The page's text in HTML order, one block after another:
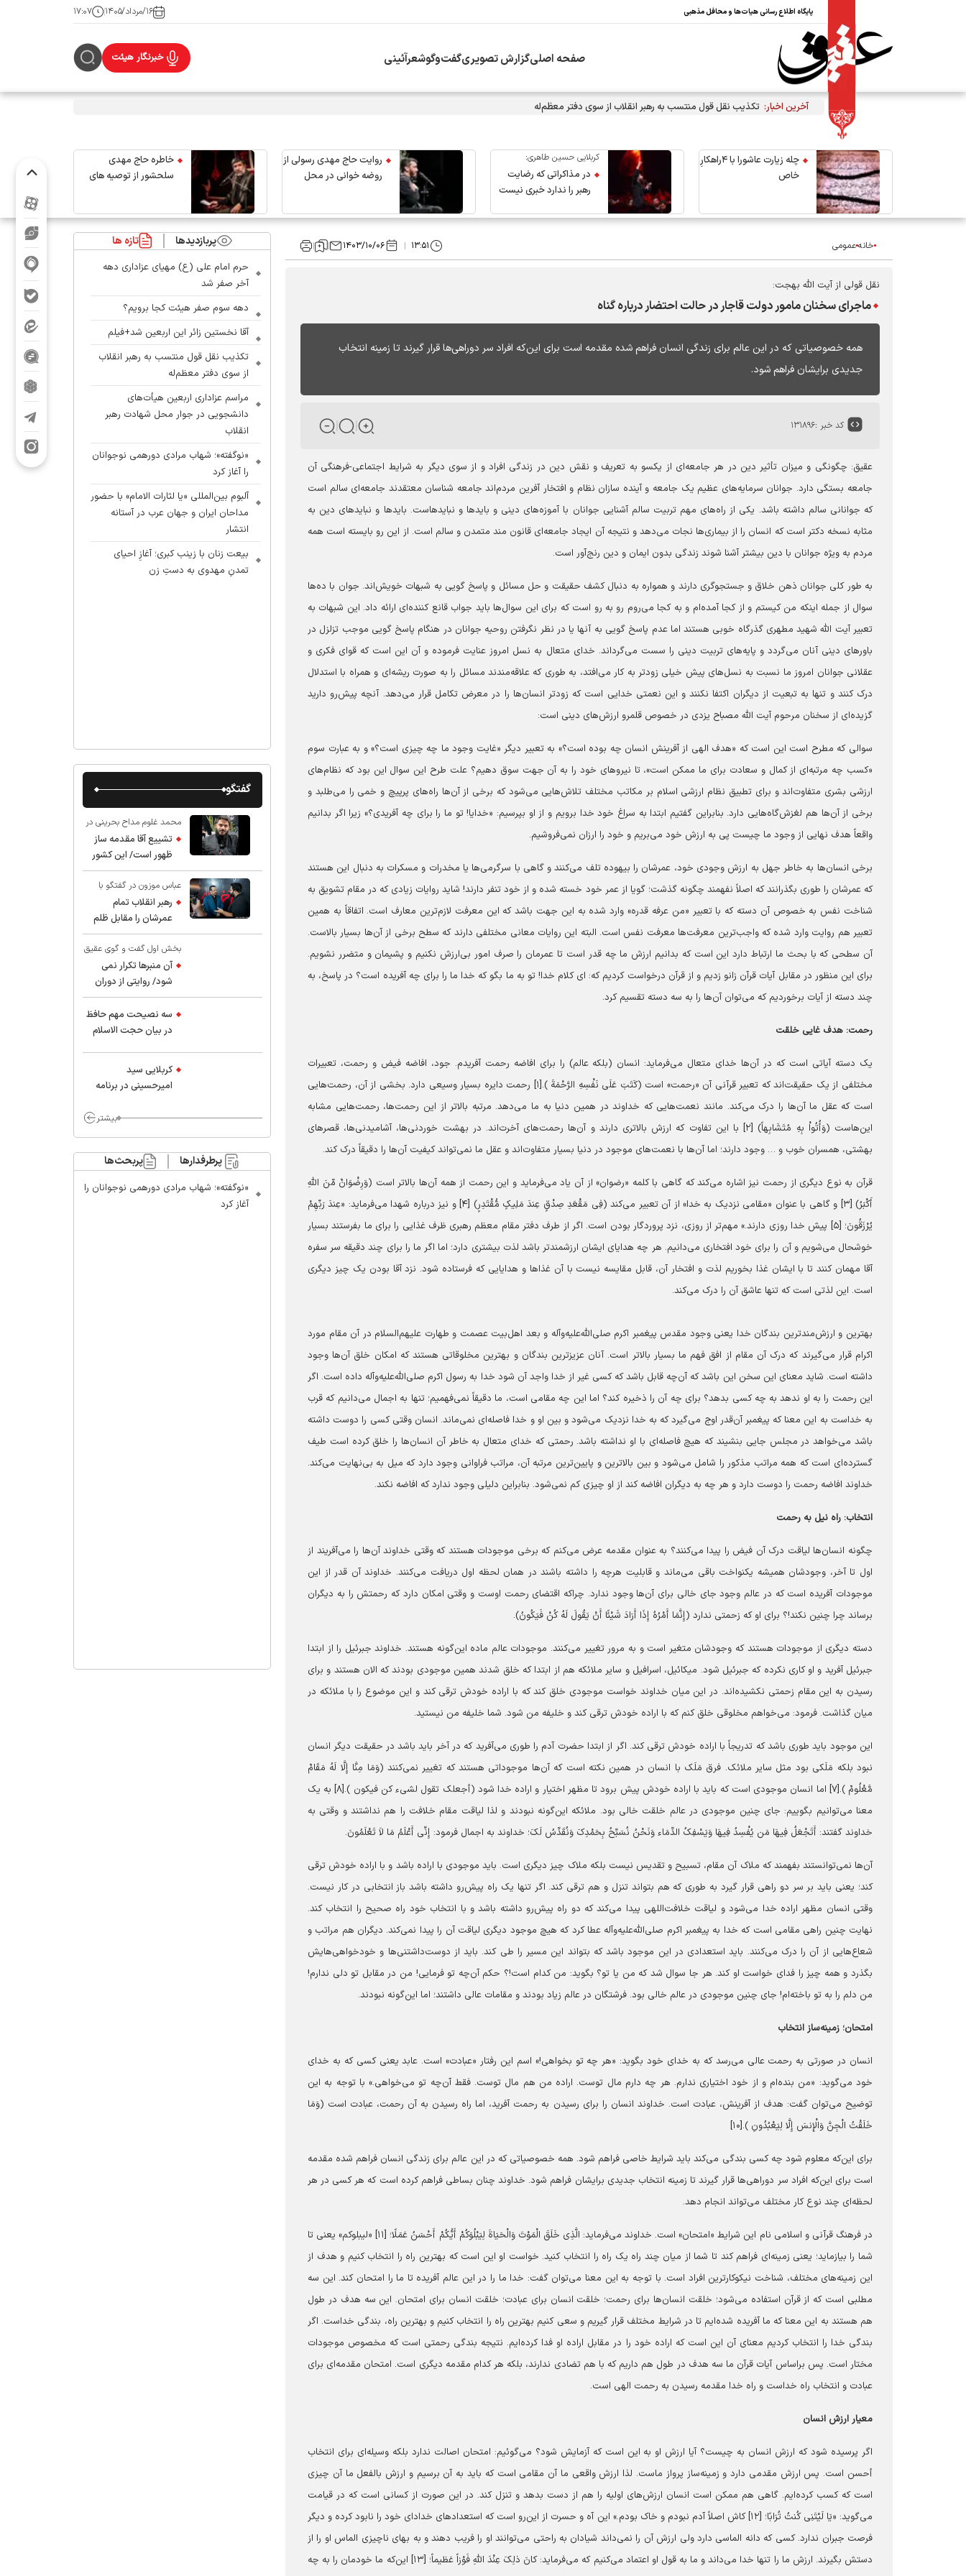
پایگاه اطلاع رسانی هیات‌ها و محافل مذهبی ۱۶/مرداد/۱۴۰۵ ۱۷:۰۷
صفحه اصلیگزارش تصویریگفت‌وگوشعرآئینی خبرنگار هیئت
آخرین اخبار: تکذیب نقل قول منتسب به رهبر انقلاب از سوی دفتر معظم‌له
چله زیارت عاشورا با ۴راهکارِ
خاص
کربلایی حسین طاهری:
در مذاکراتی که رضایت
رهبر را ندارد خبری نیست
روایت حاج مهدی رسولی از
روضه خوانی در محل
خاطره حاج مهدی
سلحشور از توصیه های
خانهعمومی ۱۳:۵۱ ۱۴۰۳/۱۰/۰۶
نقل قولی از آیت الله بهجت:
ماجرای سخنان مامور دولت قاجار در حالت احتضار درباره گناه
همه خصوصیاتی که در این عالم برای زندگی انسان فراهم شده مقدمه است برای این‌که افراد سر دوراهی‌ها قرار گیرند تا زمینه انتخاب
جدیدی برایشان فراهم شود.
کد خبر :۱۳۱۸۹۶
عقیق: چگونگی و میزان تأثیر دین در هر جامعه‌ای از یکسو به تعریف و نقش دین در زندگی افراد و از سوی دیگر به شرایط اجتماعی-فرهنگی آن
جامعه بستگی دارد. جوانان سرمایه‌های عظیم یک جامعه و آینده سازان نظام و افتخار آفرین مردم‌اند جامعه شناسان معتقدند جامعه‌ای سالم است
که جوانانی سالم داشته باشد. یکی از راه‌های مهم تربیت سالم آشنایی جوانان با آموزه‌های دینی و بایدها و نبایدهاست. بایدها و نبایدهای دین به
مثابه نسخه دکتر است که انسان را از بیماری‌ها نجات می‌دهد و نتیجه آن ایجاد جامعه‌ای قانون مند متمدن و سالم است. از این رو بایسته است همه
مردم به ویژه جوانان با دین بیشتر آشنا شوند زندگی بدون ایمان و دین رنج‌آور است.
به طور کلی جوانان ذهن خلاق و جستجوگری دارند و همواره به دنبال کشف حقیقت و حل مسائل و پاسخ گویی به شبهات خویش‌اند. جوان با ده‌ها
سوال از جمله اینکه من کیستم و از کجا آمده‌ام و به کجا می‌روم رو به رو است که برای این سوال‌ها باید جواب قانع کننده‌ای ارائه داد. این شبهات به
تعبیر آیت الله شهید مطهری گذرگاه خوبی هستند اما عدم پاسخ گویی به آنها یا در نظر نگرفتن روحیه جوانان در هنگام پاسخ گویی موجب تزلزل در
باورهای دینی آنان می‌گردد و پایه‌های تربیت دینی را سست می‌گرداند. خدای متعال به نسل امروز عنایت فرموده و آن این است که قوای فکری و
عقلانی جوانان امروز ما نسبت به نسل‌های پیش خیلی زودتر به کار می‌افتد، به طوری که علاقه‌مندند مسائل را به صورت ریشه‌ای و همراه با استدلال
درک کنند و تنها به تبعیت از دیگران اکتفا نکنند و این نعمتی خدایی است که زودتر انسان‌ها را در معرض تکامل قرار می‌دهد. آنچه پیش‌رو دارید
گزیده‌ای از سخنان مرحوم آیت الله مصباح یزدی در خصوص قلمرو ارزش‌های دینی است:
سوالی که مطرح است این است که «هدف الهی از آفرینش انسان چه بوده است؟» به تعبیر دیگر «غایت وجود ما چه چیزی است؟» و به عبارت سوم
«کسب چه مرتبه‌ای از کمال و سعادت برای ما ممکن است»، تا نیروهای خود را به آن جهت سوق دهیم؟ علت طرح این سوال این بود که نظام‌های
ارزشی بشری متفاوت‌اند و برای تطبیق نظام ارزشی اسلام بر مکاتب مختلف تلاش‌هایی می‌شود که برخی از آن‌ها راه‌های پرپیچ و خمی را می‌طلبد و
برخی از آن‌ها هم لغزش‌گاه‌هایی دارد. بنابراین گفتیم ابتدا به سراغ خود خدا برویم و از او بپرسیم: «خدایا! تو ما را برای چه آفریدی؟» زیرا اگر بدانیم
واقعاً هدف نهایی از وجود ما چیست پی به ارزش خود می‌بریم و خود را ارزان نمی‌فروشیم.
برخی انسان‌ها به خاطر جهل به ارزش وجودی خود، عمرشان را بیهوده تلف می‌کنند و گاهی با سرگرمی‌ها یا مخدرات و مسکرات به دنبال این هستند
که عمرشان را طوری بگذرانند که اصلاً نفهمند چگونه گذشت؛ گویا از عمر خود خسته شده و از خود تنفر دارند! شاید روایات زیادی که در مقام تشویق به
شناخت نفس به خصوص آن دسته که با تعبیر «من عرفه قدره» وارد شده به این جهت باشد که این معرفت لازم‌ترین معارف است. اتفاقاً به همین
تعبیر هم روایت وارد شده که واجب‌ترین معرفت‌ها معرفت نفس است. البته این روایات معانی مختلفی دارند که سطح برخی از آن‌ها بسیار بالاست.
آن سطحی که با بحث ما ارتباط دارد این است که بدانیم ارزش ما چه قدر است تا عمرمان را صرف امور بی‌ارزش نکنیم و پشیمان و متضرر نشویم.
برای این منظور در مقابل آیات قرآن زانو زدیم و از قرآن درخواست کردیم که: ای کلام خدا! تو به ما بگو که خدا ما را برای چه آفریده است؟ در پاسخ، به
چند دسته از آیات برخوردیم که می‌توان آن‌ها را به سه دسته تقسیم کرد.
رحمت: هدف غایی خلقت
یک دسته آیاتی است که در آن‌ها خدای متعال می‌فرماید: انسان (بلکه عالم) را برای افاضه رحمت آفریدم. جود، افاضه فیض و رحمت، تعبیرات
مختلفی از یک حقیقت‌اند که تعبیر قرآنی آن «رحمت» است (کَتَبَ عَلَی نَفْسِهِ الرَّحْمَةَ ).[۱] رحمت دایره بسیار وسیعی دارد. بخشی از آن، رحمت‌هایی
است که عقل ما آن‌ها را درک می‌کند. مانند نعمت‌هایی که خداوند در همین دنیا به ما می‌دهد. مرتبه بالاتر از این رحمت‌ها، رحمت‌هایی مشابه
این‌هاست (وَأُتُواْ بِهِ مُتَشَابِهاً) [۲] با این تفاوت که ارزش بالاتری دارند و آن‌ها رحمت‌های آخرت‌اند. در بهشت خوردنی‌ها، آشامیدنی‌ها، قصرهای
بهشتی، همسران خوب و … وجود دارند؛ اما آن‌ها با نعمت‌های موجود در دنیا بسیار متفاوت‌اند و عقل ما نمی‌تواند کیفیت آن‌ها را دقیقاً درک کند.
قرآن به نوع دیگری از رحمت نیز اشاره می‌کند که گاهی با کلمه «رضوان» از آن یاد می‌فرماید و این رحمت از همه آن‌ها بالاتر است (وَرِضْوَانٌ مِّنَ اللّهِ
أَکْبَرُ) [۳] و گاهی با عنوان «مقامی نزدیک به خدا» از آن تعبیر می‌کند (فِی مَقْعَدِ صِدْقٍ عِندَ مَلِیکٍ مُّقْتَدِرٍ) [۴] و نیز درباره شهدا می‌فرماید: «عِندَ رَبِّهِمْ
یُرْزَقُونَ؛ [۵] پیش خدا روزی دارند.» مهم‌تر از روزی، نزد پروردگار بودن است. اگر از طرف دفتر مقام معظم رهبری ظرف غذایی را برای ما بفرستند بسیار
خوشحال می‌شویم و آن را برای خود افتخاری می‌دانیم. هر چه هدایای ایشان ارزشمندتر باشد لذت بیشتری دارد؛ اما اگر ما را برای چند دقیقه سر سفره
آقا مهمان کنند تا با ایشان غذا بخوریم لذت و افتخار آن، قابل مقایسه نیست با آن غذاها و هدایایی که فرستاده شود. نزد آقا بودن یک چیز دیگری
است. این لذتی است که تنها عاشق آن را درک می‌کند.
بهترین و ارزش‌مندترین بندگان خدا یعنی وجود مقدس پیغمبر اکرم صلی‌الله‌علیه‌وآله و بعد اهل‌بیت عصمت و طهارت علیهم‌السلام در آن مقام مورد
اکرام قرار می‌گیرند که درک آن مقام از افق فهم ما بسیار بالاتر است. آنان عزیزترین بندگان و بهترین مخلوقاتی هستند که امکان خلق آن‌ها وجود
داشته است. شاید معنای این سخن این باشد که آن‌چه قابل باشد که کسی غیر از خدا واجد آن شود خدا به رسول اکرم صلی‌الله‌علیه‌وآله داده است. اگر
این رحمت را به او ندهد به چه کسی بدهد؟ برای چه آن را ذخیره کند؟ اما این چه مقامی است، ما دقیقاً نمی‌فهمیم؛ تنها به اجمال می‌دانیم که قرب
به خداست به این معنا که پیغمبر آن‌قدر اوج می‌گیرد که به خدا نزدیک می‌شود و بین او و خدا فاصله‌ای نمی‌ماند. انسان وقتی کسی را دوست داشته
باشد می‌خواهد در مجلس جایی بنشیند که هیچ فاصله‌ای با او نداشته باشد. رحمتی که خدای متعال به خاطر آن انسان‌ها را خلق کرده است طیف
گسترده‌ای است که همه مراتب مذکور را شامل می‌شود و بین بالاترین و پایین‌ترین مرتبه آن، مراتب فراوانی وجود دارد که میل به بی‌نهایت می‌کند.
خداوند افاضه رحمت را دوست دارد و هر چه به دیگران افاضه کند از او چیزی کم نمی‌شود. بنابراین دلیلی وجود ندارد که افاضه نکند.
انتخاب: راه نیل به رحمت
چگونه انسان‌ها لیاقت درک آن فیض را پیدا می‌کنند؟ به عنوان مقدمه عرض می‌کنم که برخی موجودات هستند که وقتی خداوند آن‌ها را می‌آفریند از
اول تا آخر، وجودشان همیشه یکنواخت باقی می‌ماند و قابلیت هرچه را داشته باشند در همان لحظه اول دریافت می‌کنند. خداوند آن قدر از این
موجودات آفریده است که در عالم وجود جای خالی برای آن‌ها وجود ندارد. چراکه اقتضای رحمت اوست و وقتی امکان دارد که رحمتش را به دیگران
برساند چرا چنین نکند!؟ برای او که زحمتی ندارد (إِنَّمَا أَمْرُهُ إِذَا أَرَادَ شَیْئًا أَنْ یَقُولَ لَهُ کُنْ فَیَکُونُ).
دسته دیگری از موجودات هستند که وجودشان متغیر است و به مرور تغییر می‌کنند. موجودات عالم ماده این‌گونه هستند. خداوند جبرئیل را از ابتدا
جبرئیل آفرید و او کاری نکرده که جبرئیل شود. میکائیل، اسرافیل و سایر ملائکه هم از ابتدا که خلق شدند همین موجودی بودند که الان هستند و برای
رسیدن به این مقام زحمتی نکشیده‌اند. در این میان خداوند خواست موجودی خلق کند که با اراده خودش ترقی کند و این موضوع را با ملائکه در
میان گذاشت. فرمود: می‌خواهم مخلوقی خلق کنم که با اراده خودش ترقی کند و خلیفه من شود. شما خلیفه من نیستید.
این موجود باید طوری باشد که تدریجاً با اراده خودش ترقی کند. اگر از ابتدا حضرت آدم را طوری می‌آفرید که در آخر باید باشد در حقیقت دیگر انسان
نبود بلکه مَلَکی بود مثل سایر ملائک. فرق مَلَک با انسان در همین نکته است که آن‌ها موجوداتی هستند که تغییر نمی‌کنند (وَمَا مِنَّا إِلَّا لَهُ مَقَامٌ
مَّعْلُومٌ ).[۷] اما انسان موجودی است که باید با اراده خودش پیش برود تا مظهر اختیار و اراده خدا شود (أجعلک تقول لشیء کن فیکون ).[۸] به یک
معنا می‌توانیم بگوییم: جای چنین موجودی در عالم خلقت خالی بود. ملائکه این‌گونه نبودند و لذا لیاقت مقام خلافت را هم نداشتند و وقتی به
خداوند گفتند: أَتَجْعَلُ فِیهَا مَن یُفْسِدُ فِیهَا وَیَسْفِکُ الدِّمَاء وَنَحْنُ نُسَبِّحُ بِحَمْدِکَ وَنُقَدِّسُ لَکَ؛ خداوند به اجمال فرمود: إِنِّی أَعْلَمُ مَا لاَ تَعْلَمُونَ.
آن‌ها نمی‌توانستند بفهمند که ملاک آن مقام، تسبیح و تقدیس نیست بلکه ملاک چیز دیگری است. باید موجودی با اراده باشد و با اراده خودش ترقی
کند؛ یعنی باید بر سر دو راهی قرار گیرد به طوری که هم بتواند تنزل و هم ترقی کند. اگر تنها یک راه پیش‌رو داشته باشد باز انتخابی در کار نیست.
وقتی انسان مظهر اراده خدا می‌شود و لیاقت خلافت‌اللهی پیدا می‌کند که دو راه پیش‌رو داشته باشد و با انتخاب خود راه صحیح را انتخاب کند.
نهایت چنین راهی مقامی است که خدا به پیغمبر اکرم صلی‌الله‌علیه‌وآله عطا کرد که هیچ موجود دیگری لیاقت آن را پیدا نمی‌کند. دیگران هم مراتب و
شعاع‌هایی از آن را درک می‌کنند. باید استعدادی در این موجود باشد که بتواند این مسیر را طی کند. باید از دوست‌داشتنی‌ها و خودخواهی‌هایش
بگذرد و همه چیز را فدای خواست او کند. هر جا سوال شد که من یا تو؟ بگوید: من کدام است!؟ حکم آن‌چه تو فرمایی! من در مقابل تو دلی ندارم!
من دلم را به تو باخته‌ام! جای چنین موجودی در عالم خالی بود. فرشتگان در عالم زیاد بودند و مقامات عالی داشتند؛ اما این‌گونه نبودند.
امتحان؛ زمینه‌ساز انتخاب
انسان در صورتی به رحمت عالی می‌رسد که به خدای خود بگوید: «هر چه تو بخواهی!» اسم این رفتار «عبادت» است. عابد یعنی کسی که به خدای
خود می‌گوید: «من بنده‌ام و از خود اختیاری ندارم. هر چه دارم مال توست. اراده من هم مال توست. فقط آن‌چه تو می‌خواهی.» با توجه به این
توضیح می‌توان گفت: هدف از آفرینش، عبادت است. خداوند انسان را برای رسیدن به رحمت آفرید، اما راه رسیدن به آن رحمت، عبادت است (وَمَا
خَلَقْتُ الْجِنَّ وَالْإِنسَ إِلَّا لِیَعْبُدُونِ ).[۱۰]
برای این‌که معلوم شود چه کسی بندگی می‌کند باید شرایط خاصی فراهم شود. همه خصوصیاتی که در این عالم برای زندگی انسان فراهم شده مقدمه
است برای این‌که افراد سر دوراهی‌ها قرار گیرند تا زمینه انتخاب جدیدی برایشان فراهم شود. خداوند چنان بساطی فراهم کرده است که هر کسی در هر
لحظه‌ای چند نوع کار مختلف می‌تواند انجام دهد.
در فرهنگ قرآنی و اسلامی نام این شرایط «امتحان» است. خداوند می‌فرماید: الَّذِی خَلَقَ الْمَوْتَ وَالْحَیَاةَ لِیَبْلُوَکُمْ أَیُّکُمْ أَحْسَنُ عَمَلًا؛ [۱۱] «لیبلوکم» یعنی تا
شما را بیازماید؛ یعنی زمینه‌ای فراهم کند تا شما از میان چند راه یک راه را انتخاب کنید. خواست او این است که بهترین راه را انتخاب کنیم و هدف از
این زمینه‌های مختلف، شناخت نیکوکارترین افراد است. با توجه به این معنا می‌توان گفت: خدا ما را در این عالم آفریده تا ما را امتحان کند. این سه
مطلبی است که از قرآن استفاده می‌شود؛ خلقت انسان‌ها برای رحمت؛ خلقت انسان برای عبادت؛ خلقت انسان برای امتحان. این سه هدف در طول
هم هستند به این معنا که ما آفریده شده‌ایم تا در شرایط مختلف قرار گیریم و سعی کنیم بهترین راه را انتخاب کنیم و بهترین راه، بندگی خداست. اگر
بندگی خدا را انتخاب کردیم معنای آن این است که اراده خود را در مقابل اراده او فدا کرده‌ایم. نتیجه بندگی رحمتی است که مخصوص موجودات
مختار است. پس براساس آیات قرآن ما سه هدف در طول هم داریم که با هم تضادی ندارند، بلکه هر کدام مقدمه دیگری است. امتحان مقدمه‌ای برای
عبادت و انتخاب راه خداست و راه خدا مقدمه رسیدن به رحمت الهی است.
معیار ارزش انسان
اگر پرسیده شود که ارزش انسان به چیست؟ آیا ارزش او به این است که آزمایش شود؟ می‌گوئیم: امتحان اصالت ندارد بلکه وسیله‌ای برای انتخاب
أحسن است. پس ارزش مقدمی دارد و زمینه‌ساز پرواز ماست. لذا ارزش واقعی ما آن مقامی است که باید به آن برسیم و ارزش بالفعل ما آن چیزی
است که کسب کرده‌ایم. گاهی هم ممکن است انسان ارزش‌های اولیه را هم از دست بدهد و تنزل کند. در این صورت از کسانی است که در قیامت
می‌گوید: «یَا لَیْتَنِی کُنتُ تُرَابًا؛ [۱۲] کاش اصلاً آدم نبودم و خاک بودم.» این آه و حسرت از این‌رو است که استعدادهای خدادای خود را نابود کرده و دیگر
فرصت جبران ندارد. کسی که دانه الماسی دارد ولی ارزش آن را نمی‌داند شیادان به راحتی می‌توانند او را فریب دهند و به بهای ناچیزی الماس او را از
دستش بگیرند. ارزش ما را تنها خدا می‌داند و ما به قول او اعتماد می‌کنیم که می‌فرماید: کانَ ذلِکَ عِنْدَ اللَّهِ فَوْزاً عَظیماً؛ [۱۳] این‌که ما خودمان را به چه
پربازدیدها تازه ها
حرم امام علی (ع) مهیای عزاداری دهه
آخر صفر شد
دهه سوم صفر هیئت کجا برویم؟
آقا نخستین زائر این اربعین شد+فیلم
تکذیب نقل قول منتسب به رهبر انقلاب
از سوی دفتر معظم‌له
مراسم عزاداری اربعین هیأت‌های
دانشجویی در جوار محل شهادت رهبر
انقلاب
«نوگفته»؛ شهاب مرادی دورهمی نوجوانان
را آغاز کرد
آلبوم بین‌المللی «یا لثارات الامام» با حضور
مداحان ایران و جهان عرب در آستانه
انتشار
بیعت زنان با زینب کبری؛ آغازِ احیای
تمدنِ مهدوی به دستِ زن
گفتگو
محمد غلوم مداح بحرینی در
گفت و گو با عقیق:
تشییع آقا مقدمه ساز
ظهور است/ این کشور
صاحب دارد
عباس موزون در گفتگو با
عقیق:رهبر انقلاب تمام
عمرشان را مقابل ظلم
ایستادند پس نباید از
شهادت ایشان شگفت
زده شد
بخش اول گفت و گوی عقیق
با استاد حسین انصاریان:
آن منبرها تکرار نمی
شود/ روایتی از دوران
کودکی و نوجوانی این
واعظ بزرگ و نویسنده و
پژوهشگر جهان اسلام
سه نصیحت مهم حافظ
در بیان حجت الاسلام
کربلایی سید
امیر‌حسینی در برنامه
محسن چاوشی چه
مراقب ماست/ مردم
دهن تفرقه افکنان بزنند
بیشتر
پرطرفدارها پربحث‌ها
«نوگفته»؛ شهاب مرادی دورهمی نوجوانان را
آغاز کرد